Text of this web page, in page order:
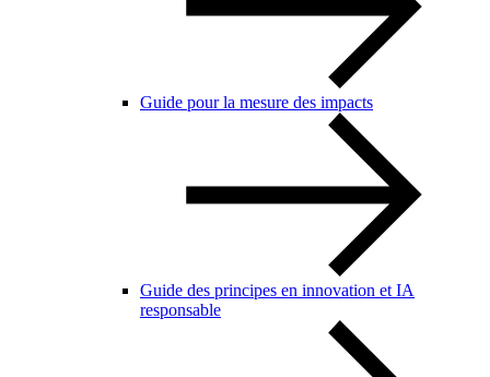
Guide pour la mesure des impacts
Guide des principes en innovation et IA
responsable